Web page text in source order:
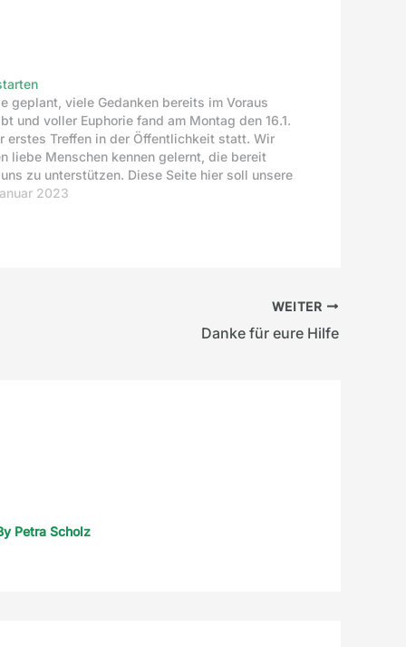
geplant, viele Gedanken bereits im Voraus
und voller Euphorie fand am Montag den 16.1.
erstes Treffen in der Öffentlichkeit statt. Wir
liebe Menschen kennen gelernt, die bereit
zu unterstützen. Diese Seite hier soll unsere
vergrößern und alle Interessierten ein
2023
WEITER
Danke für eure Hilfe
Petra Scholz